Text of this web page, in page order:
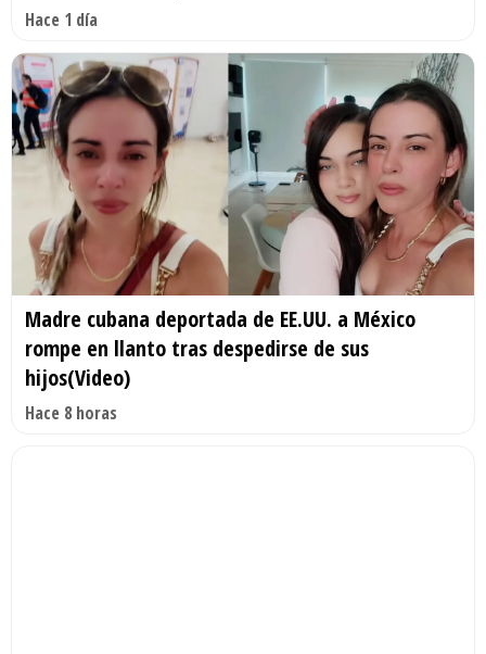
Hace 1 día
Madre cubana deportada de EE.UU. a México
rompe en llanto tras despedirse de sus
hijos(Video)
Hace 8 horas